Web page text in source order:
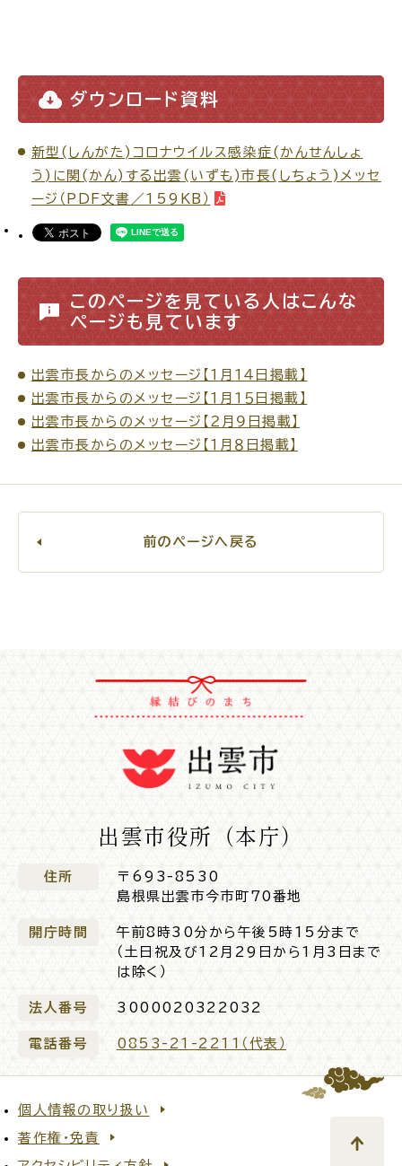
各種相談窓口 担当窓口
ライフライン 公共交通
公共施設
防災情報サイト
市役所へのアクセス
各課へのお問い合わせ
ダウンロード資料
新型(しんがた)コロナウイルス感染症(かんせんしょ
う)に関(かん)する出雲(いずも)市長(しちょう)メッセ
ージ（PDF文書／159KB）
このページを見ている人はこんな
ページも見ています
出雲市長からのメッセージ【１月１４日掲載】
出雲市長からのメッセージ【１月１５日掲載】
出雲市長からのメッセージ【２月９日掲載】
出雲市長からのメッセージ【１月８日掲載】
前のページへ戻る
出雲市役所（本庁）
住所
〒693-8530
島根県出雲市今市町70番地
開庁時間
午前8時30分から午後5時15分まで
（土日祝及び12月29日から1月3日まで
は除く）
法人番号 3000020322032
電話番号 0853-21-2211（代表）
個人情報の取り扱い
著作権・免責